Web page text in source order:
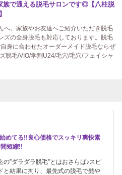
族で通える脱毛サロンです◎【八柱脱
へ。家族やお友達へご紹介いただき脱毛
ズの全身脱毛も対応しております。脱毛
身に合わせたオーダーメイド脱毛ならぜ
脱毛/VIO/学割U24/毛穴/毛穴/フェイシャ
めてる!!良心価格でスッキリ爽快素
短縮!!
の”ダラダラ脱毛”とはおさらば♪スピ
と結果に拘り、最先式の脱毛で髭や